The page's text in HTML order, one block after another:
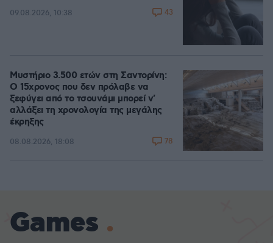
09.08.2026, 10:38 43
Μυστήριο 3.500 ετών στη Σαντορίνη:
Ο 15χρονος που δεν πρόλαβε να
ξεφύγει από το τσουνάμι μπορεί ν'
αλλάξει τη χρονολογία της μεγάλης
έκρηξης
08.08.2026, 18:08 78
Games